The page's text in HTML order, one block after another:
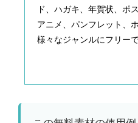
ド、ハガキ、年賀状、ポ
アニメ、パンフレット、
様々なジャンルにフリー